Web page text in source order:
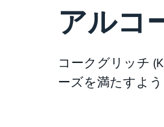
アルコ
コークグリッチ
ーズを満たすよ